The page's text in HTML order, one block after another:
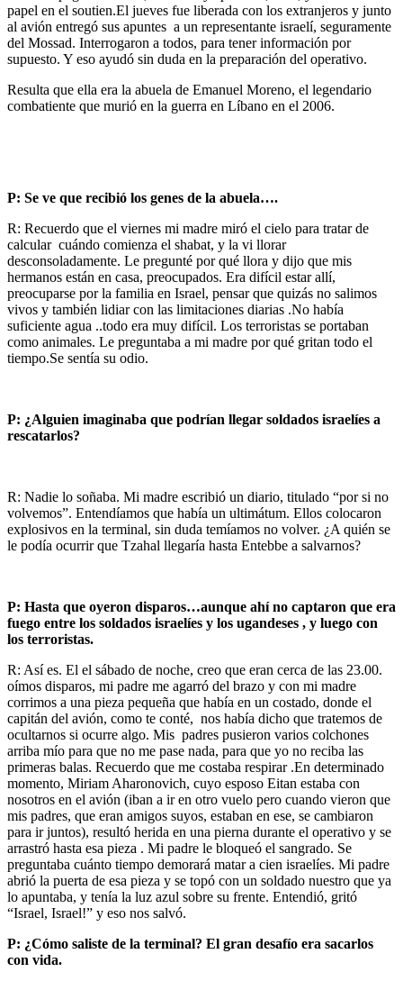
papel en el soutien.El jueves fue liberada con los extranjeros y junto
al avión entregó sus apuntes a un representante israelí, seguramente
del Mossad. Interrogaron a todos, para tener información por
supuesto. Y eso ayudó sin duda en la preparación del operativo.
Resulta que ella era la abuela de Emanuel Moreno, el legendario
combatiente que murió en la guerra en Líbano en el 2006.
P: Se ve que recibió los genes de la abuela….
R: Recuerdo que el viernes mi madre miró el cielo para tratar de
calcular cuándo comienza el shabat, y la vi llorar
desconsoladamente. Le pregunté por qué llora y dijo que mis
hermanos están en casa, preocupados. Era difícil estar allí,
preocuparse por la familia en Israel, pensar que quizás no salimos
vivos y también lidiar con las limitaciones diarias .No había
suficiente agua ..todo era muy difícil. Los terroristas se portaban
como animales. Le preguntaba a mi madre por qué gritan todo el
tiempo.Se sentía su odio.
P: ¿Alguien imaginaba que podrían llegar soldados israelíes a
rescatarlos?
R: Nadie lo soñaba. Mi madre escribió un diario, titulado “por si no
volvemos”. Entendíamos que había un ultimátum. Ellos colocaron
explosivos en la terminal, sin duda temíamos no volver. ¿A quién se
le podía ocurrir que Tzahal llegaría hasta Entebbe a salvarnos?
P: Hasta que oyeron disparos…aunque ahí no captaron que era
fuego entre los soldados israelíes y los ugandeses , y luego con
los terroristas.
R: Así es. El el sábado de noche, creo que eran cerca de las 23.00.
oímos disparos, mi padre me agarró del brazo y con mi madre
corrimos a una pieza pequeña que había en un costado, donde el
capitán del avión, como te conté, nos había dicho que tratemos de
ocultarnos si ocurre algo. Mis padres pusieron varios colchones
arriba mío para que no me pase nada, para que yo no reciba las
primeras balas. Recuerdo que me costaba respirar .En determinado
momento, Miriam Aharonovich, cuyo esposo Eitan estaba con
nosotros en el avión (iban a ir en otro vuelo pero cuando vieron que
mis padres, que eran amigos suyos, estaban en ese, se cambiaron
para ir juntos), resultó herida en una pierna durante el operativo y se
arrastró hasta esa pieza . Mi padre le bloqueó el sangrado. Se
preguntaba cuánto tiempo demorará matar a cien israelíes. Mi padre
abrió la puerta de esa pieza y se topó con un soldado nuestro que ya
lo apuntaba, y tenía la luz azul sobre su frente. Entendió, gritó
“Israel, Israel!” y eso nos salvó.
P: ¿Cómo saliste de la terminal? El gran desafío era sacarlos
con vida.